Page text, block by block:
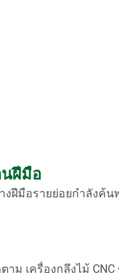
นฝีมือ
ฝีมือรายย่อยกำลังค้น
ม เครื่องกลึงไม้ CNC